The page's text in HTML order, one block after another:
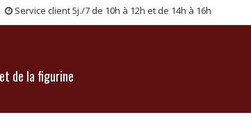
Service client 5j./7 de 10h à 12h et de 14h à 16h
de la figurine